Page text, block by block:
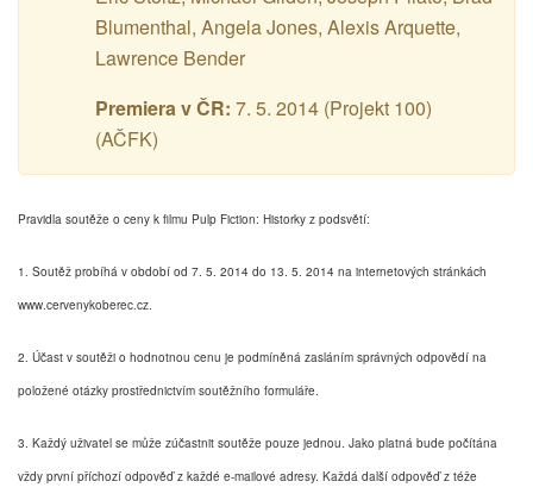
Blumenthal, Angela Jones, Alexis Arquette,
Lawrence Bender
Premiera v ČR: 7. 5. 2014 (Projekt 100)
(AČFK)
Pravidla soutěže o ceny k filmu Pulp Fiction: Historky z podsvětí:
1. Soutěž probíhá v období od 7. 5. 2014 do 13. 5. 2014 na internetových stránkách
www.cervenykoberec.cz.
2. Účast v soutěži o hodnotnou cenu je podmíněná zasláním správných odpovědí na
položené otázky prostřednictvím soutěžního formuláře.
3. Každý uživatel se může zúčastnit soutěže pouze jednou. Jako platná bude počítána
vždy první příchozí odpověď z každé e-mailové adresy. Každá další odpověď z téže